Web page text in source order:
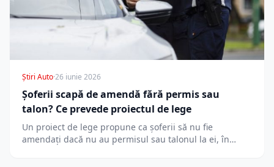
Știri Auto·26 iunie 2026
Șoferii scapă de amendă fără permis sau
talon? Ce prevede proiectul de lege
Un proiect de lege propune ca șoferii să nu fie
amendați dacă nu au permisul sau talonul la ei, în…